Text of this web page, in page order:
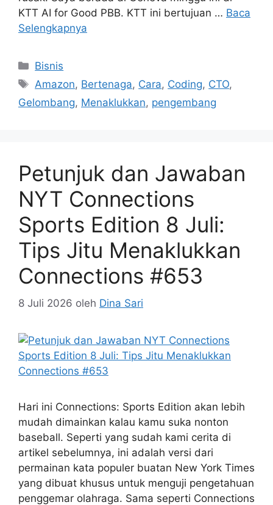
KTT AI for Good PBB. KTT ini bertujuan … Baca
Selengkapnya
Kategori
Bisnis
Tag
Amazon, Bertenaga, Cara, Coding, CTO,
Gelombang, Menaklukkan, pengembang
Petunjuk dan Jawaban
NYT Connections
Sports Edition 8 Juli:
Tips Jitu Menaklukkan
Connections #653
8 Juli 2026 oleh Dina Sari
Hari ini Connections: Sports Edition akan lebih
mudah dimainkan kalau kamu suka nonton
baseball. Seperti yang sudah kami cerita di
artikel sebelumnya, ini adalah versi dari
permainan kata populer buatan New York Times
yang dibuat khusus untuk menguji pengetahuan
penggemar olahraga. Sama seperti Connections